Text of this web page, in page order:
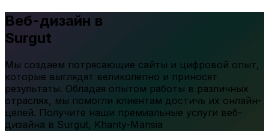
Веб-дизайн в
Surgut
Мы создаем потрясающие сайты и цифровой опыт,
которые выглядят великолепно и приносят
результаты. Обладая опытом работы в различных
отраслях, мы помогли клиентам достичь их онлайн-
целей. Получите наши премиальные услуги веб-
дизайна в Surgut, Khanty-Mansia